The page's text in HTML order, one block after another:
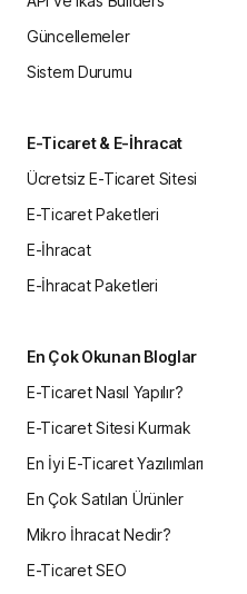
En Çok Okunan Bloglar
E-Ticaret Nasıl Yapılır?
E-Ticaret Sitesi Kurmak
En İyi E-Ticaret Yazılımları
En Çok Satılan Ürünler
Mikro İhracat Nedir?
E-Ticaret SEO
Güncellemeler
Sistem Durumu
E-Ticaret & E-İhracat
Ücretsiz E-Ticaret Sitesi
E-Ticaret Paketleri
E-İhracat
E-İhracat Paketleri